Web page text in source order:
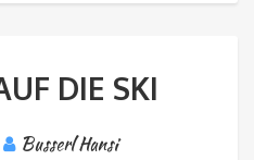
DIE SKI
Busserl Hansi